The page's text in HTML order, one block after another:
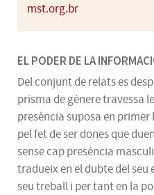
mst.org.br
EL PODER DE LA
Del conjunt de relats es
prisma de gènere travessa
presència suposa en
pel fet de ser dones que
sense cap presència
tradueix en el dubte del
seu treball i per tant en la